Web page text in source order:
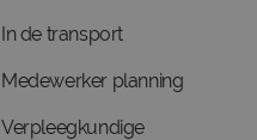
In de transport
Medewerker planning
Verpleegkundige